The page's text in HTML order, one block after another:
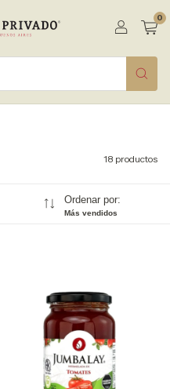
0
18 productos
Ordenar por:
Más vendidos